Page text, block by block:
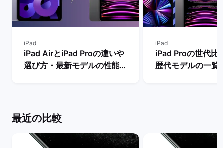
iPad
iPad AirとiPad Proの違いや
選び方・最新モデルの性能を
iPad
iPad Proの世代比
歴代モデルの一覧
最近の比較